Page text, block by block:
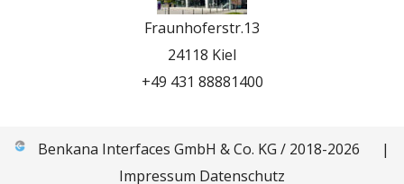
Fraunhoferstr.13
24118 Kiel
+49 431 88881400
Benkana Interfaces GmbH & Co. KG / 2018-2026
|
Impressum Datenschutz